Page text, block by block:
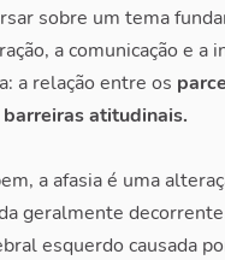
sobre um tema
a comunicação e a
a relação entre os
atitudinais.
a afasia é uma
geralmente
esquerdo causada